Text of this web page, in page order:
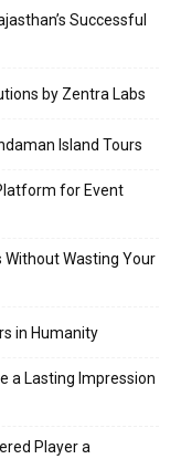
Successful
by Zentra Labs
Island Tours
for Event
Wasting Your
in Humanity
a Lasting Impression
Player a